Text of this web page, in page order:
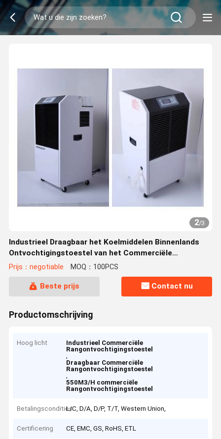
2/3
Industrieel Draagbaar het Koelmiddelen Binnenlands
Ontvochtigingstoestel van het Commerciële
Rangontvochtigingstoestel
Prijs：negotiable MOQ：100PCS
Beste prijs Contact nu
Productomschrijving
Hoog licht
Industrieel Commerciële
Rangontvochtigingstoestel
,
Draagbaar Commerciële
Rangontvochtigingstoestel
,
550M3/H commerciële
Rangontvochtigingstoestel
BetalingsconditiesL/C, D/A, D/P, T/T, Western Union,
Certificering CE, EMC, GS, RoHS, ETL